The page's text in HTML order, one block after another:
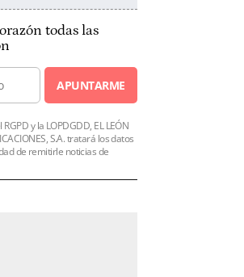
todas las
APUNTARME
y la LOPDGDD, EL LEÓN
S.A. tratará los datos
de remitirle noticias de